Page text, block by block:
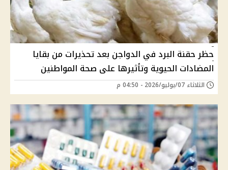
حظر حقنة البرد في الدواجن بعد تحذيرات من بقايا
المضادات الحيوية وتأثيرها على صحة المواطنين
الثلاثاء 07/يوليو/2026 - 04:50 م